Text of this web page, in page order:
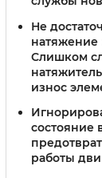
Не
натяжение
Слишком
износ
состояние
работы